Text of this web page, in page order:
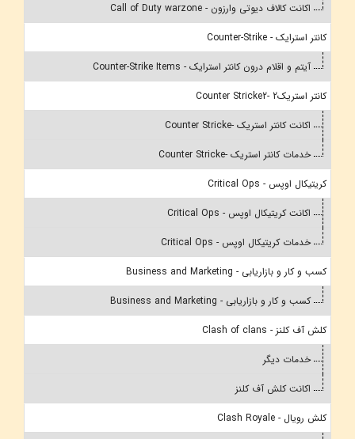
اکانت کالاف دیوتی وارزون - Call of Duty warzone
کانتر استرایک - Counter-Strike
آیتم و اقلام درون کانتر استرایک - Counter-Strike Items
کانتر استریک2 -Counter Stricke2
اکانت کانتر استریک -Counter Stricke
خدمات کانتر استریک -Counter Stricke
کریتیکال اوپس - Critical Ops
اکانت کریتیکال اوپس - Critical Ops
خدمات کریتیکال اوپس - Critical Ops
کسب و کار و بازاریابی - Business and Marketing
کسب و کار و بازاریابی - Business and Marketing
کلش آف کلنز - Clash of clans
خدمات دیگر
اکانت کلش آف کلنز
کلش رویال - Clash Royale